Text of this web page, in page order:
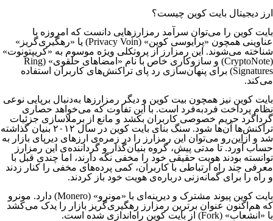
ارز دیجیتال بایت کوین چیست؟
بایت کوین را می‌توان سرآمد رمزارزهایی دانست که امروزه با
عناوینی همچون «پرایوسی کوین» (Privacy Voin) یا «رهگیری‌گریز»
شناخته می‌شوند. این رمزارز از پروتکلی ویژه موسوم به «کریپتونوت»
(CryptoNote) و سازوکاری خاص با نام «امضاهای حلقوی» (Ring
Signatures) برای پنهان‌سازی رد پای تراکنش‌های کاربران استفاده
می‌کند.
بایت کوین نیز همچون بیت کوین و دیگر رمزارزها به‌دنبال برپایی نوعی
نظام پرداخت فردبه‌فرد است. با این تفاوت که می‌خواهد حصاری
گرداگرد حریم خصوصی کاربران بکشد و مانع از برملاسازی جزئیات
تراکنش‌ها آن‌ها شود.
سنگ بنای بایت کوین در سال ۲۰۱۲ بنیان گذاشته
شد و ازاین‌رو می‌توان این رمزارز را در زمره‌ی ارزهای دیرپای بازار به
حساب آورد. تا مدتی پیش، گروه بنیان‌گذار و گرداننده‌ی این رمزارز
توانسته‌ بودند هویت حقیقی خود را مخفی نگه دارند، اما چندی قبل با
معرفی چند راه ارتباطی با کاربران، کمی پرده‌های مخفی را کنار زدند
و راه را برای گمانه‌زنی درباره‌ی هویت خود باز کردند.
بایت کوین پیوند مشترک و دیرینه‌ای با «مونرو» (Monero) دارد. مونرو
که هم‌اکنون عنوان برترین رمزارز رهگیری‌گریز بازار را یدک می‌کشد
با «انشعاب» (Fork) از بایت کوین راه‌اندازی شده است.